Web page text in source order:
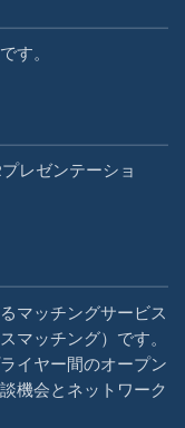
す。
レゼンテーショ
マッチングサービス
マッチング）です。
イヤー間のオープン
機会とネットワーク